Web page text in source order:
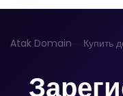
Atak Domain Купить